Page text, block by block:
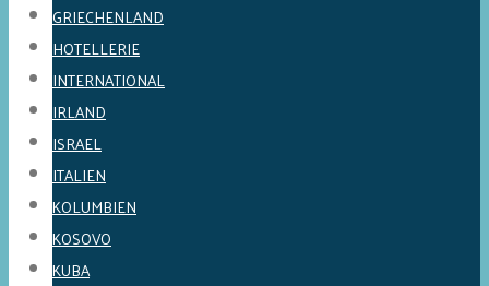
GRIECHENLAND
HOTELLERIE
INTERNATIONAL
IRLAND
ISRAEL
ITALIEN
KOLUMBIEN
KOSOVO
KUBA